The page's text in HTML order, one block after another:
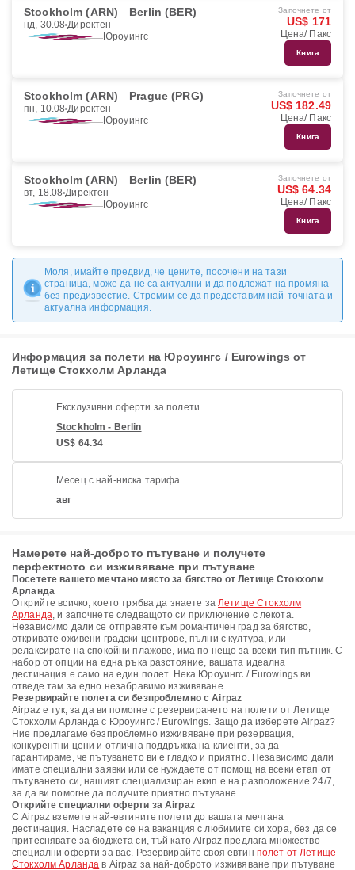
Stockholm (ARN) Berlin (BER)
нд, 30.08 Директен
Юроуингс
Започнете от
US$ 171
Цена/ Пакс
Книга
Stockholm (ARN) Prague (PRG)
пн, 10.08 Директен
Юроуингс
Започнете от
US$ 182.49
Цена/ Пакс
Книга
Stockholm (ARN) Berlin (BER)
вт, 18.08 Директен
Юроуингс
Започнете от
US$ 64.34
Цена/ Пакс
Книга
Моля, имайте предвид, че цените, посочени на тази
страница, може да не са актуални и да подлежат на промяна
без предизвестие. Стремим се да предоставим най-точната и
актуална информация.
Информация за полети на Юроуингс / Eurowings от
Летище Стокхолм Арланда
Ексклузивни оферти за полети
Stockholm - Berlin
US$ 64.34
Месец с най-ниска тарифа
авг
Намерете най-доброто пътуване и получете
перфектното си изживяване при пътуване
Посетете вашето мечтано място за бягство от Летище Стокхолм
Арланда
Открийте всичко, което трябва да знаете заЛетище Стокхолм
Арланда, и започнете следващото си приключение с лекота.
Независимо дали се отправяте към романтичен град за бягство,
откривате оживени градски центрове, пълни с култура, или
релаксирате на спокойни плажове, има по нещо за всеки тип пътник. С
набор от опции на една ръка разстояние, вашата идеална
дестинация е само на един полет. Нека Юроуингс / Eurowings ви
отведе там за едно незабравимо изживяване.
Резервирайте полета си безпроблемно с Airpaz
Airpaz е тук, за да ви помогне с резервирането на полети от Летище
Стокхолм Арланда с Юроуингс / Eurowings. Защо да изберете Airpaz?
Ние предлагаме безпроблемно изживяване при резервация,
конкурентни цени и отлична поддръжка на клиенти, за да
гарантираме, че пътуването ви е гладко и приятно. Независимо дали
имате специални заявки или се нуждаете от помощ на всеки етап от
пътуването си, нашият специализиран екип е на разположение 24/7,
за да ви помогне да получите приятно пътуване.
Открийте специални оферти за Airpaz
С Airpaz вземете най-евтините полети до вашата мечтана
дестинация. Насладете се на ваканция с любимите си хора, без да се
притеснявате за бюджета си, тъй като Airpaz предлага множество
специални оферти за вас. Резервирайте своя евтин полет от Летище
Стокхолм Арланда в Airpaz за най-доброто изживяване при пътуване